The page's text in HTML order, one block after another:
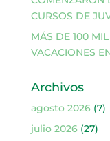
CURSOS DE
MÁS DE 100
VACACIONES
Archivos
agosto 2026(7)
julio 2026(27)